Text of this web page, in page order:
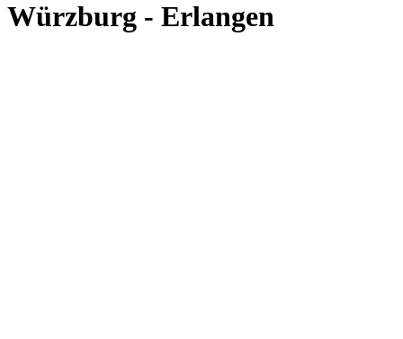
Würzburg - Erlangen